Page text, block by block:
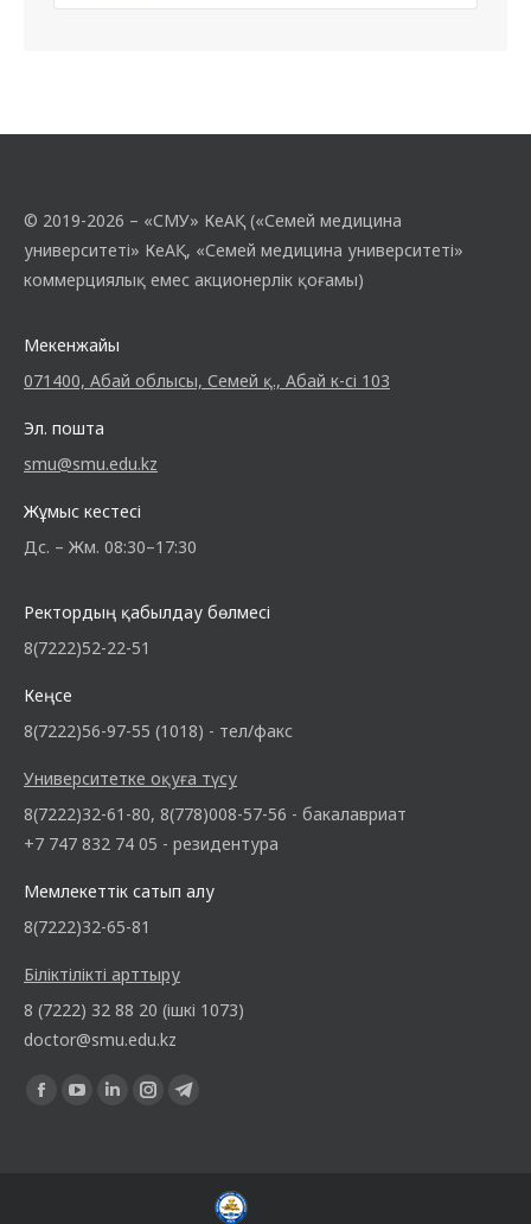
© 2019-2026 – «СМУ» КеАҚ («Семей медицина
университеті» КеАҚ, «Семей медицина университеті»
коммерциялық емес акционерлік қоғамы)
Мекенжайы
071400, Абай облысы, Семей қ., Абай к-сі 103
Эл. пошта
smu@smu.edu.kz
Жұмыс кестесі
Дс. – Жм. 08:30–17:30
Ректордың қабылдау бөлмесі
8(7222)52-22-51
Кеңсе
8(7222)56-97-55 (1018) - тел/факс
Университетке оқуға түсу
8(7222)32-61-80, 8(778)008-57-56 - бакалавриат
+7 747 832 74 05 - резидентура
Мемлекеттік сатып алу
8(7222)32-65-81
Біліктілікті арттыру
8 (7222) 32 88 20 (ішкі 1073)
doctor@smu.edu.kz
Find us on: